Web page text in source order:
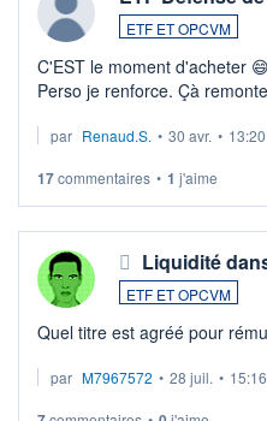
ETF ET OPCVM
C'EST le moment d'acheter 😄​
Perso je renforce. Çà
Investissement long terme
par Renaud.S. • 30 avr. • 13:20
17commentaires • 1 j'aime
Liquidité
ETF ET OPCVM
Quel titre est agréé pour
par M7967572 • 28 juil. • 15:16